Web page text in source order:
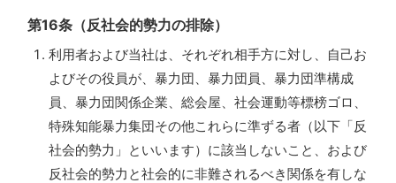
第16条（反社会的勢力の排除）
利用者および当社は、それぞれ相手方に対し、自己お
よびその役員が、暴力団、暴力団員、暴力団準構成
員、暴力団関係企業、総会屋、社会運動等標榜ゴロ、
特殊知能暴力集団その他これらに準ずる者（以下「反
社会的勢力」といいます）に該当しないこと、および
反社会的勢力と社会的に非難されるべき関係を有しな